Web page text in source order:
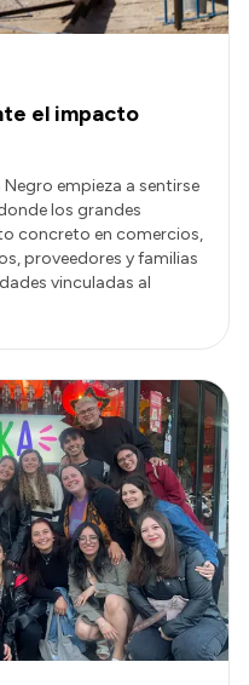
el impacto
empieza a sentirse
los grandes
concreto en comercios,
proveedores y familias
vinculadas al